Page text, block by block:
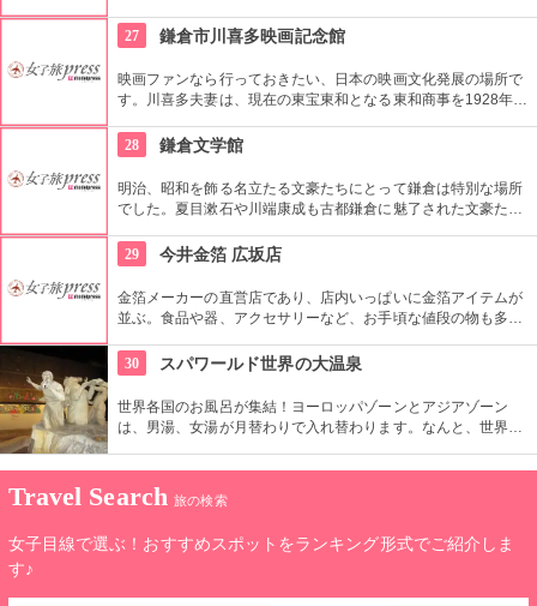
27
鎌倉市川喜多映画記念館
映画ファンなら行っておきたい、日本の映画文化発展の場所で
す。川喜多夫妻は、現在の東宝東和となる東和商事を1928年に
せました。記念館はご夫妻の旧居住地に2010年、新たに建設さ
れました。貴重な映画関係の資料が展示されている他、著名人
によるトークイベントなどもお見逃しなく！
28 鎌倉文学館
明治、昭和を飾る名立たる文豪たちにとって鎌倉は特別な場所
でした。夏目漱石や川端康成も古都鎌倉に魅了された文豪たち
されている鎌倉文学館。アールデコ様式の洋館は、国の登録有
形文化財に指定されています。
29 今井金箔 広坂店
金箔メーカーの直営店であり、店内いっぱいに金箔アイテムが
並ぶ。食品や器、アクセサリーなど、お手頃な値段の物も多い
った金箔のお土産を持って帰れる。
30 スパワールド世界の大温泉
世界各国のお風呂が集結！ヨーロッパゾーンとアジアゾーン
は、男湯、女湯が月替わりで入れ替わります。なんと、世界各
中まわってもまわりきれないお風呂で癒しの時間を。
Travel Search 旅の検索
女子目線で選ぶ！おすすめスポットをランキング形式でご紹介しま
す♪